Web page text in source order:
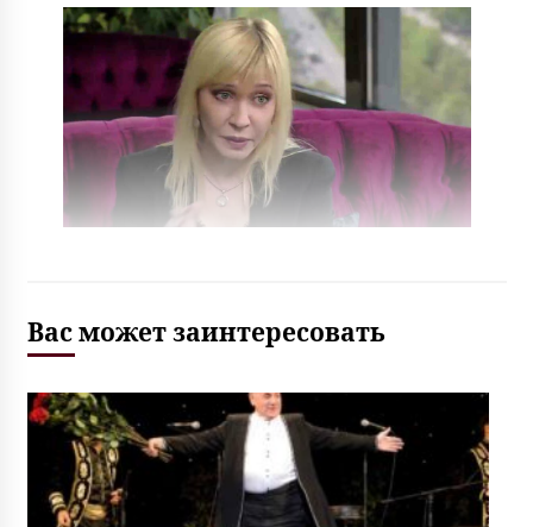
Вас может заинтересовать